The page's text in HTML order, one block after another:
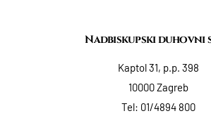
Nadbiskupski duhovni
Kaptol 31, p.p. 398
10000 Zagreb
Tel: 01/4894 800